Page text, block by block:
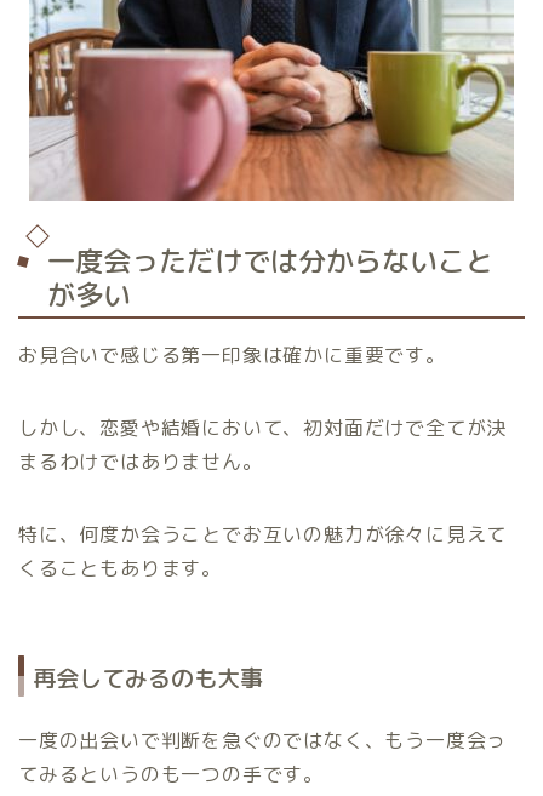
一度会っただけでは分からないこと
が多い
お見合いで感じる第一印象は確かに重要です。
しかし、恋愛や結婚において、初対面だけで全てが決
まるわけではありません。
特に、何度か会うことでお互いの魅力が徐々に見えて
くることもあります。
再会してみるのも大事
一度の出会いで判断を急ぐのではなく、もう一度会っ
てみるというのも一つの手です。